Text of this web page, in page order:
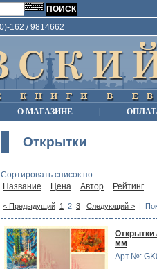
162 / 9814662
О МАГАЗИНЕ
Открытки
Сортировать список по:
Название
Цена Автор Рейтинг
< Предыдущий 1 2 3 Следующий > |
Открытки
мм
Арт.№: